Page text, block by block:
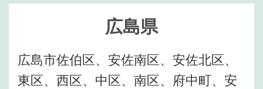
広島県
広島市佐伯区、安佐南区、安佐北区、
東区、西区、中区、南区、府中町、安